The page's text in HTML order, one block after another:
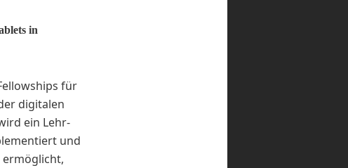
in
für
digitalen
ein Lehr-
und
ermöglicht,